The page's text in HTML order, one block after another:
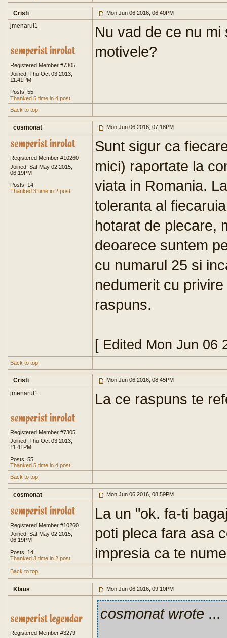
Cristi Mon Jun 06 2016, 06:40PM
jmenarul1
Registered Member #7305
Joined: Thu Oct 03 2013,
11:41PM
Posts: 55
Thanked 5 time in 4 post
Nu vad de ce nu
motivele?
Back to top
cosmonat Mon Jun 06 2016, 07:18PM
Registered Member #10260
Joined: Sat May 02 2015,
06:19PM
Posts: 14
Thanked 3 time in 2 post
Sunt sigur ca
mici) raportate la
viata in Romania.
toleranta al
hotarat de plecare,
deoarece suntem
cu numarul 25 si
nedumerit cu
raspuns.
[ Edited Mon Jun 06
Back to top
Cristi Mon Jun 06 2016, 08:45PM
jmenarul1
Registered Member #7305
Joined: Thu Oct 03 2013,
11:41PM
Posts: 55
Thanked 5 time in 4 post
La ce raspuns te
Back to top
cosmonat Mon Jun 06 2016, 08:59PM
Registered Member #10260
Joined: Sat May 02 2015,
06:19PM
Posts: 14
Thanked 3 time in 2 post
La un "ok. fa-ti
poti pleca fara asa
impresia ca te
Back to top
Klaus Mon Jun 06 2016, 09:10PM
Registered Member #3279
cosmonat wrote ...